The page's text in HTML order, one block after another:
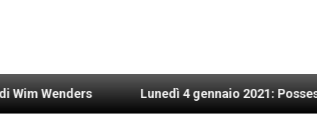
Lunedì 4 gennaio 2021: Possesso